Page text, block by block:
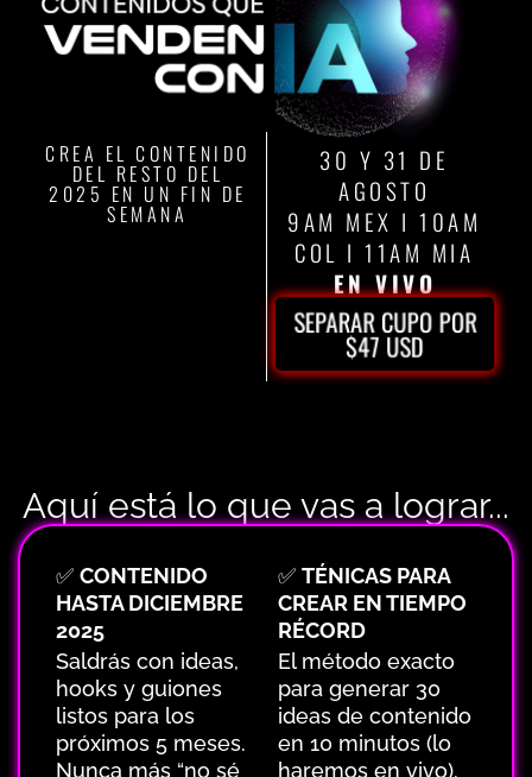
CREA EL CONTENIDO
DEL RESTO DEL
2025 EN UN FIN DE
SEMANA
30 Y 31 DE
AGOSTO
9AM MEX I 10AM
COL I 11AM MIA
EN VIVO
SEPARAR CUPO POR
$47 USD
Aquí está lo que vas a lograr...
✅ CONTENIDO
HASTA DICIEMBRE
2025
Saldrás con ideas,
hooks y guiones
listos para los
próximos 5 meses.
Nunca más “no sé
✅ TÉNICAS PARA
CREAR EN TIEMPO
RÉCORD
El método exacto
para generar 30
ideas de contenido
en 10 minutos (lo
haremos en vivo).